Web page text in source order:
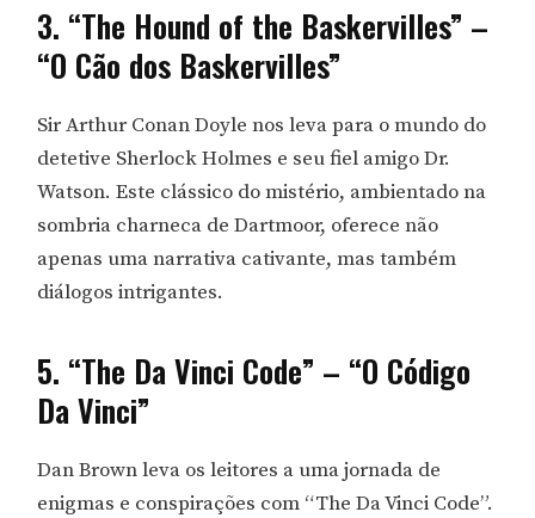
3. “The Hound of the Baskervilles” –
“O Cão dos Baskervilles”
Sir Arthur Conan Doyle nos leva para o mundo do
detetive Sherlock Holmes e seu fiel amigo Dr.
Watson. Este clássico do mistério, ambientado na
sombria charneca de Dartmoor, oferece não
apenas uma narrativa cativante, mas também
diálogos intrigantes.
5. “The Da Vinci Code” – “O Código
Da Vinci”
Dan Brown leva os leitores a uma jornada de
enigmas e conspirações com “The Da Vinci Code”.